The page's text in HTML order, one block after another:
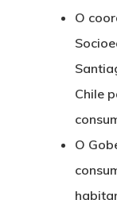
O
Chile
O